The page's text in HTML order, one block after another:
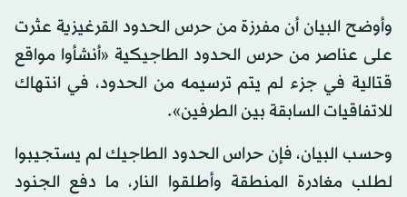
وأوضح البيان أن مفرزة من حرس الحدود القرغيزية عثرت
على عناصر من حرس الحدود الطاجيكية «أنشأوا مواقع
قتالية في جزء لم يتم ترسيمه من الحدود، في انتهاك
للاتفاقيات السابقة بين الطرفين».
وحسب البيان، فإن حراس الحدود الطاجيك لم يستجيبوا
لطلب مغادرة المنطقة وأطلقوا النار، ما دفع الجنود